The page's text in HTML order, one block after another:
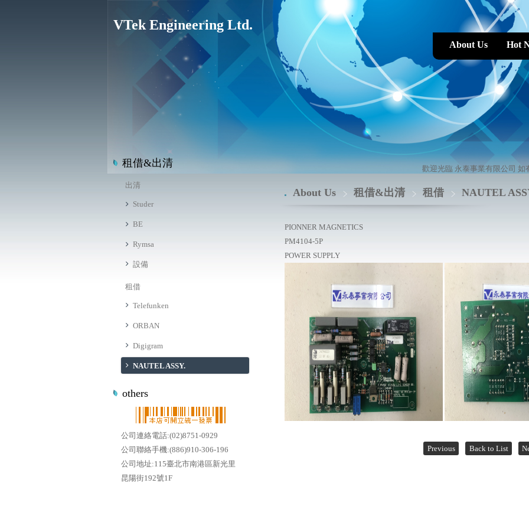
VTek Engineering Ltd.
About Us Hot
租借&出清
出清
Studer
BE
Rymsa
設備
租借
Telefunken
ORBAN
Digigram
NAUTEL ASSY.
others
公司連絡電話:(02)8751-0929
公司聯絡手機:(886)910-306-196
公司地址:115臺北市南港區新光里
昆陽街192號1F
歡迎光臨 永泰事業有限公司 如有
About Us 租借&出清 租借 NAUTEL
PIONNER MAGNETICS
PM4104-5P
POWER SUPPLY
Previous Back to List